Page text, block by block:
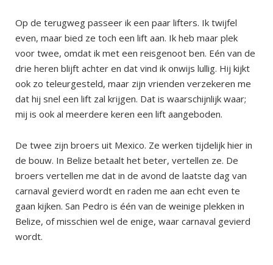
Op de terugweg passeer ik een paar lifters. Ik twijfel
even, maar bied ze toch een lift aan. Ik heb maar plek
voor twee, omdat ik met een reisgenoot ben. Eén van de
drie heren blijft achter en dat vind ik onwijs lullig. Hij kijkt
ook zo teleurgesteld, maar zijn vrienden verzekeren me
dat hij snel een lift zal krijgen. Dat is waarschijnlijk waar;
mij is ook al meerdere keren een lift aangeboden.
De twee zijn broers uit Mexico. Ze werken tijdelijk hier in
de bouw. In Belize betaalt het beter, vertellen ze. De
broers vertellen me dat in de avond de laatste dag van
carnaval gevierd wordt en raden me aan echt even te
gaan kijken. San Pedro is één van de weinige plekken in
Belize, of misschien wel de enige, waar carnaval gevierd
wordt.